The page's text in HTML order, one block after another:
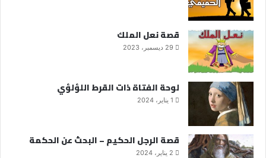
قصة نعل الملك
29 ديسمبر، 2023
لوحة الفتاة ذات القرط اللؤلؤي
1 يناير، 2024
قصة الرجل الحكيم – البحث عن الحكمة
2 يناير، 2024